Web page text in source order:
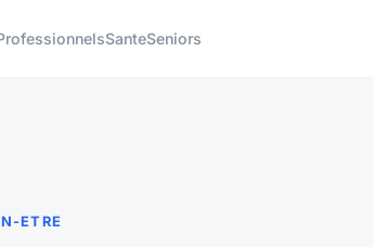
SanteSeniors
ETRE